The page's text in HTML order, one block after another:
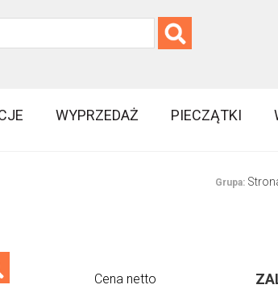
WYPRZEDAŻ PIECZĄTKI
Grupa:
Cena netto